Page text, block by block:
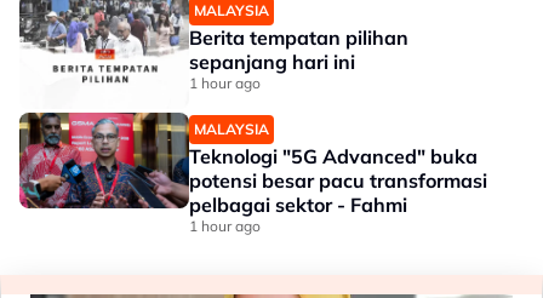
MALAYSIA
Berita tempatan pilihan
sepanjang hari ini
1 hour ago
MALAYSIA
Teknologi "5G Advanced" buka
potensi besar pacu transformasi
pelbagai sektor - Fahmi
1 hour ago